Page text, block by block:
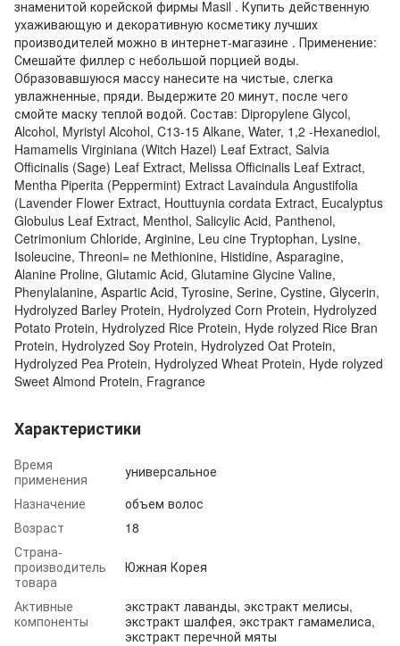
знаменитой корейской фирмы Masil . Купить действенную
ухаживающую и декоративную косметику лучших
производителей можно в интернет-магазине . Применение:
Смешайте филлер с небольшой порцией воды.
Образовавшуюся массу нанесите на чистые, слегка
увлажненные, пряди. Выдержите 20 минут, после чего
смойте маску теплой водой. Состав: Dipropylene Glycol,
Alcohol, Myristyl Alcohol, C13-15 Alkane, Water, 1,2 -Hexanediol,
Hamamelis Virginiana (Witch Hazel) Leaf Extract, Salvia
Officinalis (Sage) Leaf Extract, Melissa Officinalis Leaf Extract,
Mentha Piperita (Peppermint) Extract Lavaindula Angustifolia
(Lavender Flower Extract, Houttuynia cordata Extract, Eucalyptus
Globulus Leaf Extract, Menthol, Salicylic Acid, Panthenol,
Cetrimonium Chloride, Arginine, Leu cine Tryptophan, Lysine,
Isoleucine, Threoni= ne Methionine, Histidine, Asparagine,
Alanine Proline, Glutamic Acid, Glutamine Glycine Valine,
Phenylalanine, Aspartic Acid, Tyrosine, Serine, Cystine, Glycerin,
Hydrolyzed Barley Protein, Hydrolyzed Corn Protein, Hydrolyzed
Potato Protein, Hydrolyzed Rice Protein, Hyde rolyzed Rice Bran
Protein, Hydrolyzed Soy Protein, Hydrolyzed Oat Protein,
Hydrolyzed Pea Protein, Hydrolyzed Wheat Protein, Hyde rolyzed
Sweet Almond Protein, Fragrance
Характеристики
Время
применения
универсальное
Назначение
объем волос
Возраст
18
Страна-
производитель
товара
Южная Корея
Активные
компоненты
экстракт лаванды, экстракт мелисы,
экстракт шалфея, экстракт гамамелиса,
экстракт перечной мяты